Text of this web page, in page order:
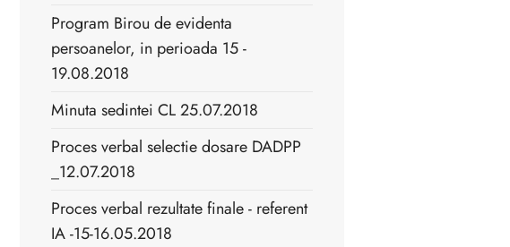
Program Birou de evidenta
persoanelor, in perioada 15 -
19.08.2018
Minuta sedintei CL 25.07.2018
Proces verbal selectie dosare DADPP
_12.07.2018
Proces verbal rezultate finale - referent
IA -15-16.05.2018